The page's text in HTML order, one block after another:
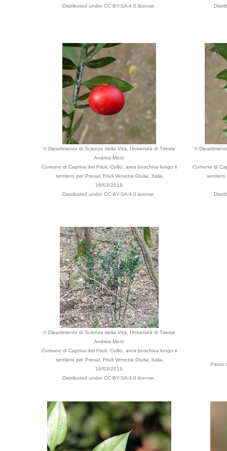
Distributed under CC BY-SA 4.0 license.
© Dipartimento di Scienze della Vita, Università di Trieste
Andrea Moro
Comune di Capriva del Friuli, Collio, area boschiva lungo il
sentiero per Preval, Friuli Venezia Giulia, Italia
16/03/2019
Distributed under CC BY-SA 4.0 license.
©
Comune di
sentiero
© Dipartimento di Scienze della Vita, Università di Trieste
Andrea Moro
Comune di Capriva del Friuli, Collio, area boschiva lungo il
sentiero per Preval, Friuli Venezia Giulia, Italia
16/03/2019
Distributed under CC BY-SA 4.0 license.
Parco